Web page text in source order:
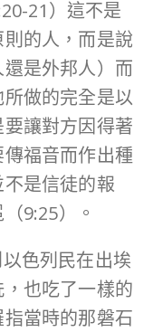
21）這不是
的人，而是說
是外邦人）而
做的完全是以
讓對方因得著
福音而作出種
是信徒的報
9:25）。
色列民在出埃
也吃了一樣的
當時的那磐石